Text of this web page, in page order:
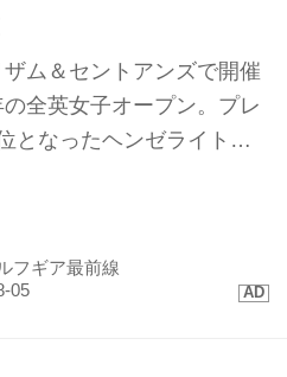
ザム＆セントアンズで開催
全英女子オープン。プレ
となったヘンゼライトを
た、縦距離の精度と最新
フギア最前線